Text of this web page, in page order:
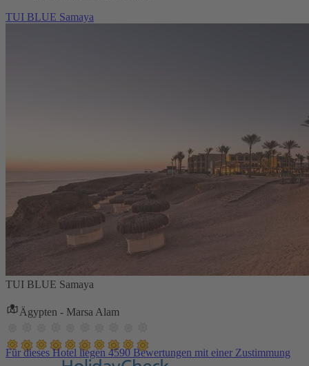
TUI BLUE Samaya
TUI BLUE Samaya
Ägypten - Marsa Alam
Für dieses Hotel liegen 4590 Bewertungen mit einer Zustimmung